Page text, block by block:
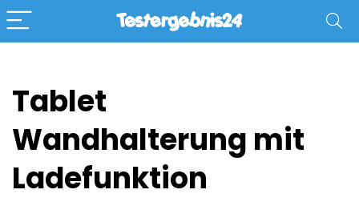
Tablet
Wandhalterung mit
Ladefunktion